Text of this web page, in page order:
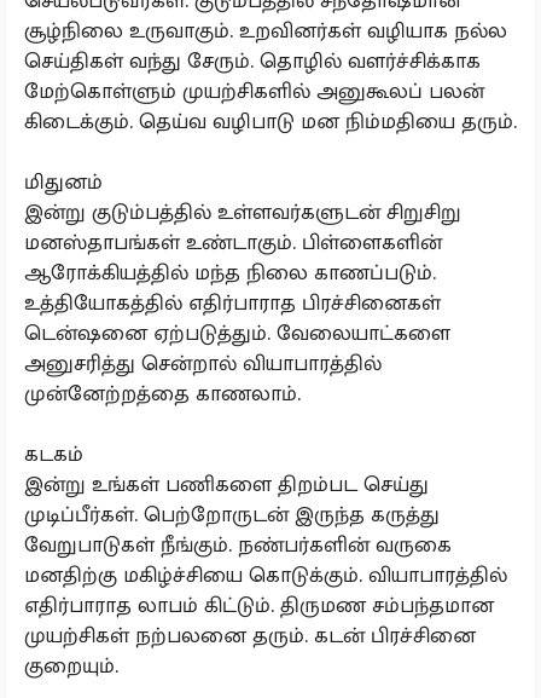
சூழ்நிலை உருவாகும். உறவினர்கள் வழியாக நல்ல
செய்திகள் வந்து சேரும். தொழில் வளர்ச்சிக்காக
மேற்கொள்ளும் முயற்சிகளில் அனுகூலப் பலன்
கிடைக்கும். தெய்வ வழிபாடு மன நிம்மதியை தரும்.
மிதுனம்
இன்று குடும்பத்தில் உள்ளவர்களுடன் சிறுசிறு
மனஸ்தாபங்கள் உண்டாகும். பிள்ளைகளின்
ஆரோக்கியத்தில் மந்த நிலை காணப்படும்.
உத்தியோகத்தில் எதிர்பாராத பிரச்சினைகள்
டென்ஷனை ஏற்படுத்தும். வேலையாட்களை
அனுசரித்து சென்றால் வியாபாரத்தில்
முன்னேற்றத்தை காணலாம்.
கடகம்
இன்று உங்கள் பணிகளை திறம்பட செய்து
முடிப்பீர்கள். பெற்றோருடன் இருந்த கருத்து
வேறுபாடுகள் நீங்கும். நண்பர்களின் வருகை
மனதிற்கு மகிழ்ச்சியை கொடுக்கும். வியாபாரத்தில்
எதிர்பாராத லாபம் கிட்டும். திருமண சம்பந்தமான
முயற்சிகள் நற்பலனை தரும். கடன் பிரச்சினை
குறையும்.